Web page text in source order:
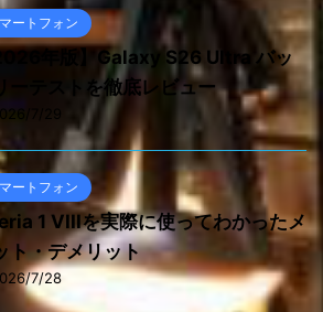
ートフォン
年版】Galaxy S26 Ultra バッ
ーテストを徹底レビュー
7/29
ートフォン
1 VIIIを実際に使ってわかったメ
ト・デメリット
7/28